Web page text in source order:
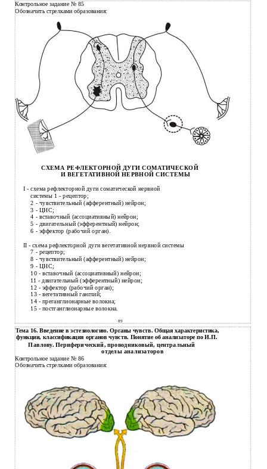
Контрольное задание № 85
Обозначить стрелками образования:
СХЕМА РЕФЛЕКТОРНОЙ ДУГИ СОМАТИЧЕСКОЙ
И ВЕГЕТАТИВНОЙ НЕРВНОЙ СИСТЕМЫ
I - схема рефлекторной дуги соматической нервной
системы 1 - рецептор;
2 - чувствительный (афферентный) нейрон;
3 - ЦНС;
4 - вставочный (ассоциативный) нейрон;
5 - двигательный (эфферентный) нейрон;
6 - эффектор (рабочий орган).
II - схема рефлекторной дуги вегетативной нервной системы
7 - рецептор;
8 - чувствительный (афферентный) нейрон;
9 - ЦНС;
10 - вставочный (ассоциативный) нейрон;
11 - двигательный (эфферентный) нейрон;
12 - эффектор (рабочий орган);
13 - вегетативный ганглий;
14 - преганглионарные волокна;
15 - постганглионарные волокна.
89
Тема 16. Введение в эстезиологию. Органы чувств. Общая характеристика,
функции, классификация органов чувств. Понятие об анализаторе по И.П.
Павлову. Периферический, проводниковый, центральный
отделы анализаторов
Контрольное задание № 86
Обозначить стрелками образования: